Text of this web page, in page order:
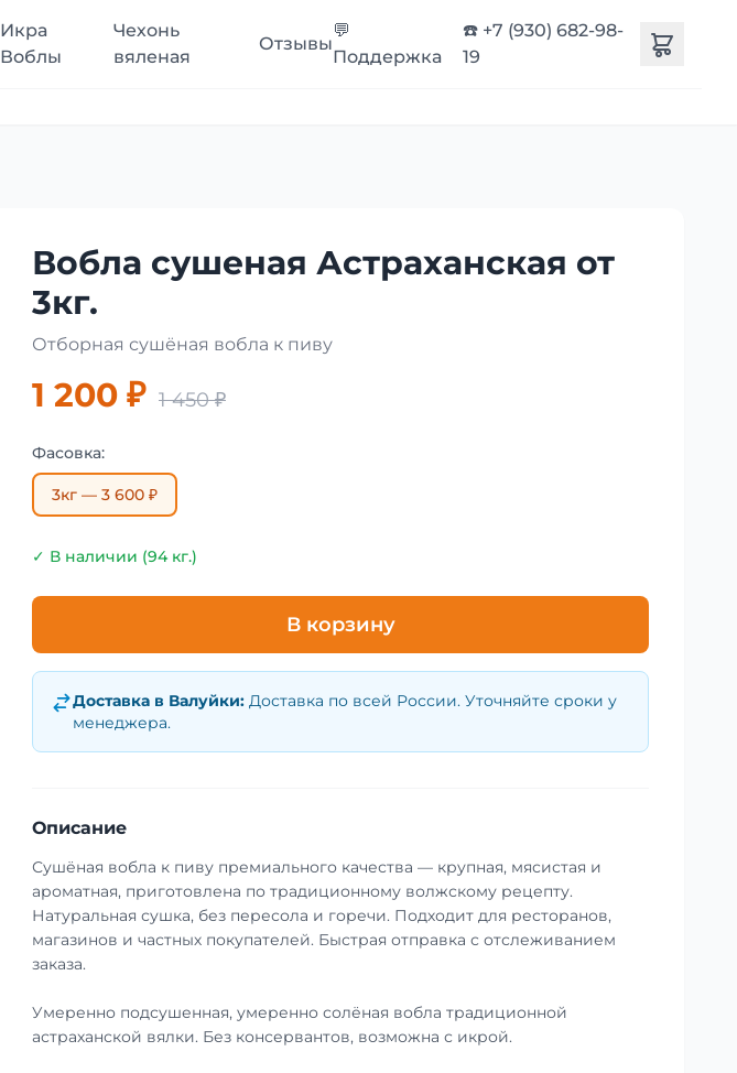
Икра
Воблы
Чехонь
вяленая
Отзывы
💬
Поддержка
☎️ +7 (930) 682-98-
19
Вобла сушеная Астраханская от
3кг.
Отборная сушёная вобла к пиву
1 200 ₽ 1 450 ₽
Фасовка:
3кг — 3 600 ₽
✓ В наличии (94 кг.)
В корзину
Доставка в Валуйки: Доставка по всей России. Уточняйте сроки у
менеджера.
Описание
Сушёная вобла к пиву премиального качества — крупная, мясистая и
ароматная, приготовлена по традиционному волжскому рецепту.
Натуральная сушка, без пересола и горечи. Подходит для ресторанов,
магазинов и частных покупателей. Быстрая отправка с отслеживанием
заказа.
Умеренно подсушенная, умеренно солёная вобла традиционной
астраханской вялки. Без консервантов, возможна с икрой.